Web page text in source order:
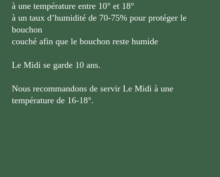
à une température entre 10° et 18°
à un taux d’humidité de 70-75% pour protéger le
bouchon
couché afin que le bouchon reste humide
Le Midi se garde 10 ans.
Nous recommandons de servir Le Midi à une
température de 16-18°.